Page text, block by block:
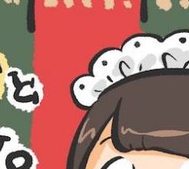
『
E
ビュ